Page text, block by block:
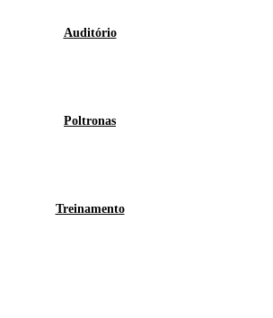
Auditório
Poltronas
Treinamento